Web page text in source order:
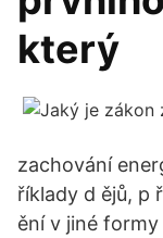
který
zachování
říklady d ějů, p
ění v jiné formy